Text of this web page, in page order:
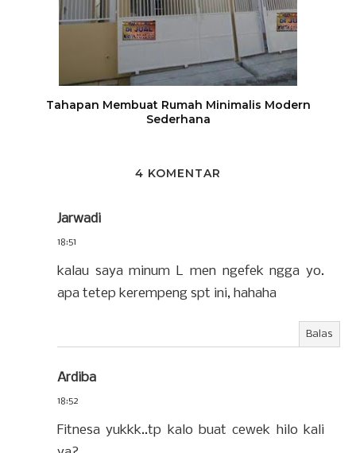
Tahapan Membuat Rumah Minimalis Modern
Sederhana
4 KOMENTAR
Jarwadi
18:51
kalau saya minum L men ngefek ngga yo.
apa tetep kerempeng spt ini, hahaha
Balas
Ardiba
18:52
Fitnesa yukkk..tp kalo buat cewek hilo kali